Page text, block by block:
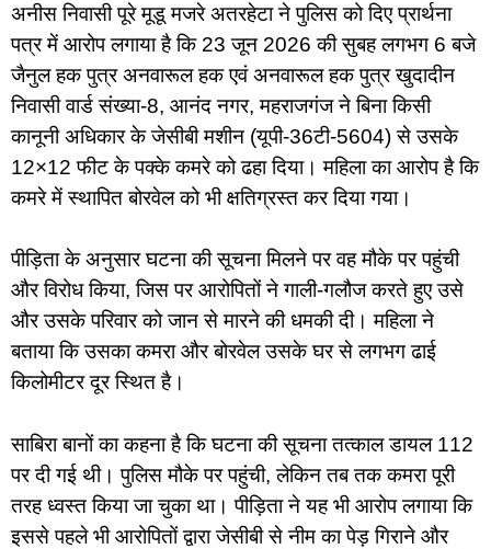
अनीस निवासी पूरे मूडू मजरे अतरहेटा ने पुलिस को दिए प्रार्थना
पत्र में आरोप लगाया है कि 23 जून 2026 की सुबह लगभग 6 बजे
जैनुल हक पुत्र अनवारूल हक एवं अनवारूल हक पुत्र खुदादीन
निवासी वार्ड संख्या-8, आनंद नगर, महराजगंज ने बिना किसी
कानूनी अधिकार के जेसीबी मशीन (यूपी-36टी-5604) से उसके
12×12 फीट के पक्के कमरे को ढहा दिया। महिला का आरोप है कि
कमरे में स्थापित बोरवेल को भी क्षतिग्रस्त कर दिया गया।
पीड़िता के अनुसार घटना की सूचना मिलने पर वह मौके पर पहुंची
और विरोध किया, जिस पर आरोपितों ने गाली-गलौज करते हुए उसे
और उसके परिवार को जान से मारने की धमकी दी। महिला ने
बताया कि उसका कमरा और बोरवेल उसके घर से लगभग ढाई
किलोमीटर दूर स्थित है।
साबिरा बानों का कहना है कि घटना की सूचना तत्काल डायल 112
पर दी गई थी। पुलिस मौके पर पहुंची, लेकिन तब तक कमरा पूरी
तरह ध्वस्त किया जा चुका था। पीड़िता ने यह भी आरोप लगाया कि
इससे पहले भी आरोपितों द्वारा जेसीबी से नीम का पेड़ गिराने और